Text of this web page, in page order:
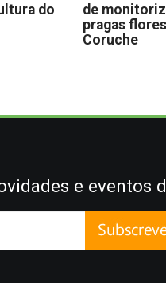
do
de
pragas
Coruche
e eventos